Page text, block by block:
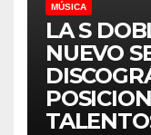
MÚSICA
LA S
NUEVO